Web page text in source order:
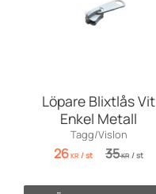
Löpare Blixtlås Vit
Enkel Metall
Tagg/Vislon
26KR /st 35KR /st